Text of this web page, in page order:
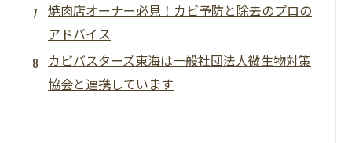
焼肉店オーナー必見！カビ予防と除去のプロの
アドバイス
カビバスターズ東海は一般社団法人微生物対策
協会と連携しています